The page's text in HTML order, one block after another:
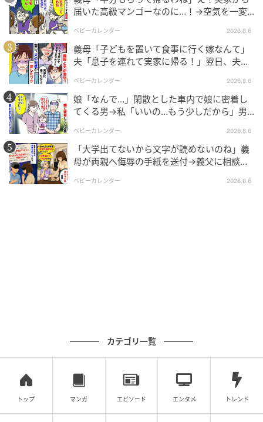
◇ ◇ ◇
実母は身内ということもあり、頼りやすくつい手伝い
をお願いし、そのまま任せてしまうことも珍しくない
ですよね。ただ、お母様にとっては「本来、おもてな
しされる側」という意識があったことで、不満が生ま
れてしまったのかもしれません。
両家のどちらかに負担が偏らないよう、できる限り自
分たちで準備を進めることや、事前に「手伝ってもら
う範囲」や「役割分担」を明確にしておくと、そうし
た不満を減らせるかもしれません。お祝いの場をとも
めた読者様の体験談をもとに記事化しています（回答
時期：2026年1月）
届いた高級マンゴーなのに…！→空気を一変
ベビーカレンダー 2026.8.6
義母「子どもを置いて食事に行く嫁なんて」
夫「息子を連れて実家に帰る！」翌日、夫が
ベビーカレンダー 2026.8.6
娘「なんで…」閑散とした車内で娘に密着し
てくる男→私「いいの…もう少しだから」男
ベビーカレンダー 2026.8.6
「大学出てないから文字が読めないのね」義
母が両親へ侮辱の手紙を送付→義父に相談
ベビーカレンダー 2026.8.6
カテゴリ一覧
トップ マンガ エピソード エンタメ トレンド